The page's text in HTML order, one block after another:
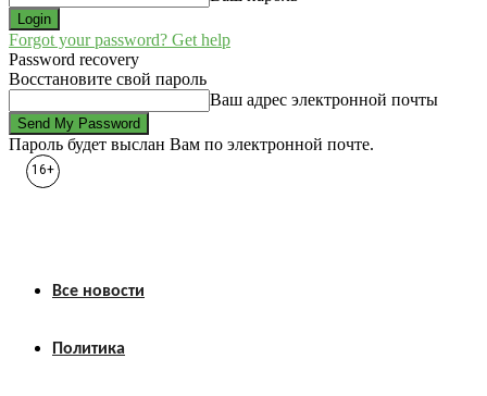
Forgot your password? Get help
Password recovery
Восстановите свой пароль
Ваш адрес электронной почты
Пароль будет выслан Вам по электронной почте.
16+
Все новости
Политика